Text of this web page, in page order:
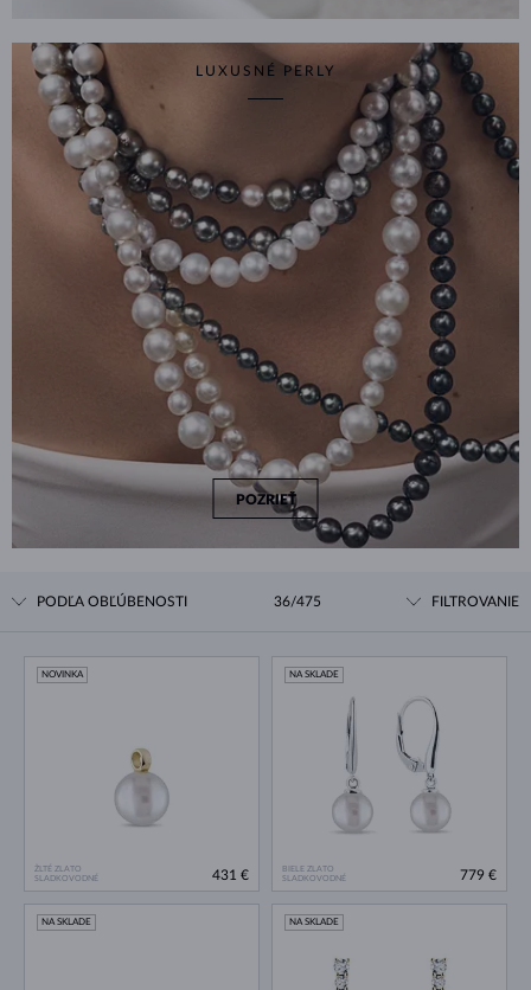
LUXUSNÉ PERLY
POZRIEŤ
PODĽA OBĽÚBENOSTI 36/475 FILTROVANIE
ŽLTÉ ZLATO
SLADKOVODNÉ
NOVINKA
431 €
BIELE ZLATO
SLADKOVODNÉ
NA SKLADE
779 €
NA SKLADE NA SKLADE